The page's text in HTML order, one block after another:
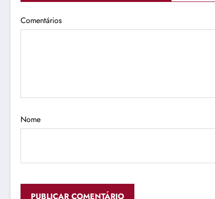
Comentários
Nome